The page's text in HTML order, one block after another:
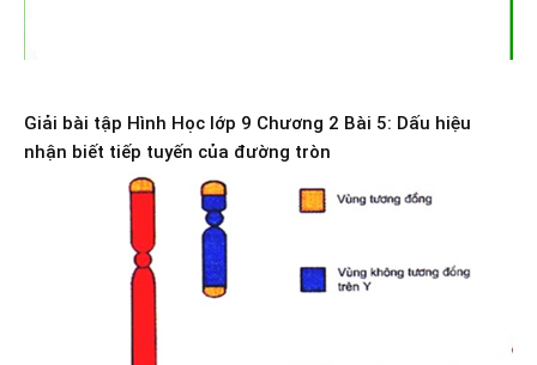
Giải bài tập Hình Học lớp 9 Chương 2 Bài 5: Dấu hiệu
nhận biết tiếp tuyến của đường tròn